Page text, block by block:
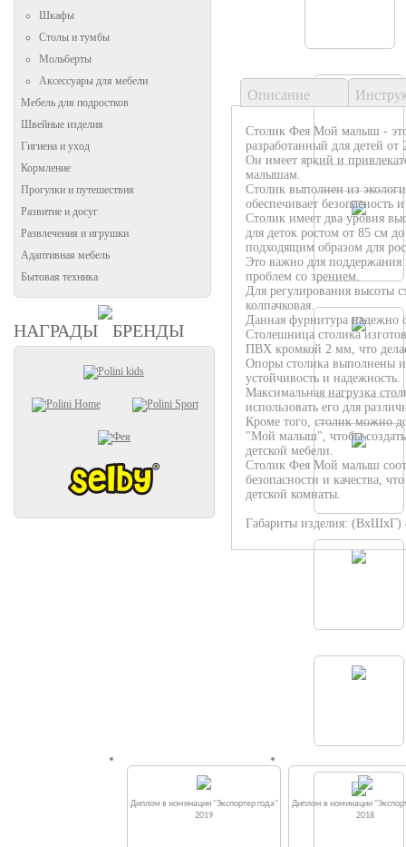
Шкафы
Столы и тумбы
Мольберты
Аксессуары для мебели
Мебель для подростков
Швейные изделия
Гигиена и уход
Кормление
Прогулки и путешествия
Развитие и досуг
Развлечения и игрушки
Адаптивная мебель
Бытовая техника
НАГРАДЫ БРЕНДЫ
Описание
Столик Фея Мой малыш - это
разработанный для детей от
Он имеет яркий и
малышам.
Столик выполнен из
обеспечивает безопасность
Столик имеет два уровня
для деток ростом от 85 см
подходящим образом для
Это важно для поддержания
проблем со зрением.
Для регулирования высоты
колпачковая.
Данная фурнитура надежно
Столешница столика
ПВХ кромкой 2 мм, что
Опоры столика выполнены
устойчивость и надежность.
Максимальная нагрузка
использовать его для
Кроме того, столик можно
"Мой малыш", чтобы
детской мебели.
Столик Фея Мой малыш
безопасности и качества,
детской комнаты.
Габариты изделия: (ВхШхГ)
Диплом в номинации "Экспортер года"
2019
Диплом в номинации
2018